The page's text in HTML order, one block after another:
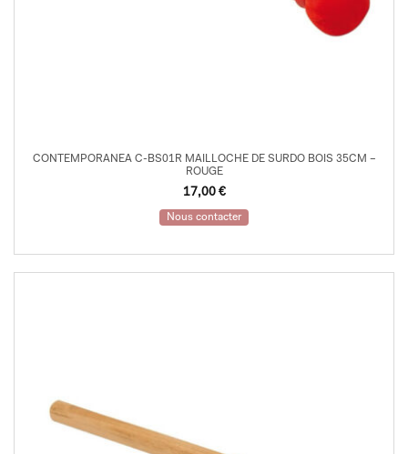
CONTEMPORANEA C-BS01R MAILLOCHE DE SURDO BOIS 35CM –
ROUGE
17,00 €
Nous contacter